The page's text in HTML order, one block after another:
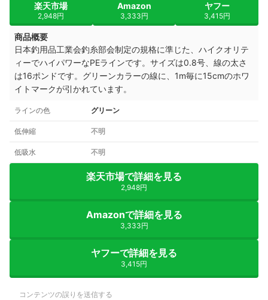
楽天市場
2,948円
Amazon
3,333円
ヤフー
3,415円
商品概要
日本釣用品工業会釣糸部会制定の規格に準じた、ハイクオリテ
ィーでハイパワーなPEラインです。サイズは0.8号、線の太さ
は16ポンドです。グリーンカラーの線に、1m毎に15cmのホワ
イトマークが引かれています。
ラインの色 グリーン
低伸縮 不明
低吸水 不明
楽天市場で詳細を見る
2,948円
Amazonで詳細を見る
3,333円
ヤフーで詳細を見る
3,415円
コンテンツの誤りを送信する